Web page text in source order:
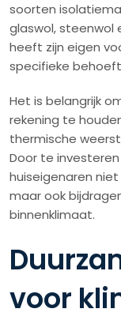
soorten
glaswol, steenwol
heeft zijn eigen
specifieke
Het is belangrijk
rekening te
thermische
Door te
huiseigenaren
maar ook
binnenklimaat.
voor